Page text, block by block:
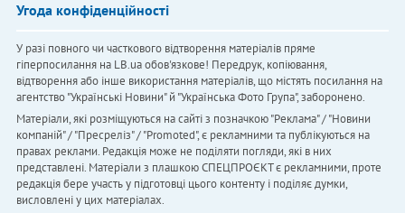
Угода конфіденційності
У разі повного чи часткового відтворення матеріалів пряме
гіперпосилання на LB.ua обов'язкове! Передрук, копіювання,
відтворення або інше використання матеріалів, що містять посилання на
агентство "Українськi Новини" й "Українська Фото Група", заборонено.
Матеріали, які розміщуються на сайті з позначкою "Реклама" / "Новини
компаній" / "Пресреліз" / "Promoted", є рекламними та публікуються на
правах реклами. Редакція може не поділяти погляди, які в них
представлені. Матеріали з плашкою СПЕЦПРОЄКТ є рекламними, проте
редакція бере участь у підготовці цього контенту і поділяє думки,
висловлені у цих матеріалах.